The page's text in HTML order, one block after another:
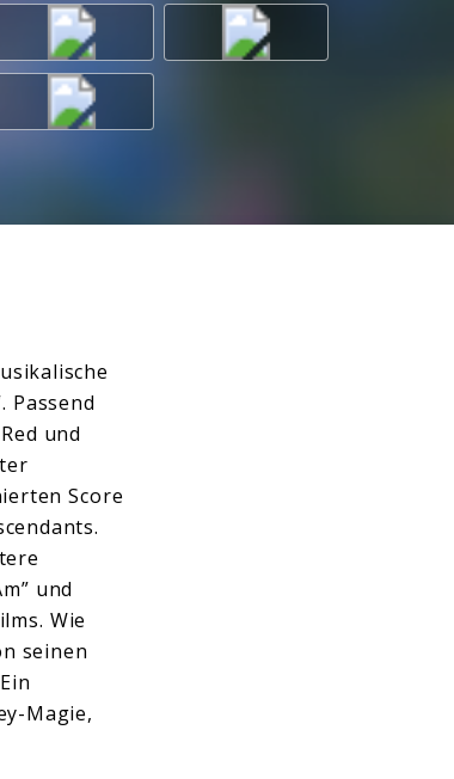
Passend
und
Score
und
Wie
seinen
Magie,